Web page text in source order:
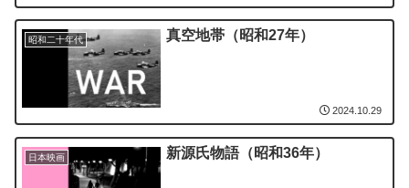
昭和二十年代 真空地帯（昭和27年）
2024.10.29
日本映画 新源氏物語（昭和36年）